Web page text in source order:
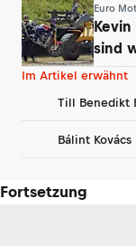
Euro
sind
Im Artikel erwähnt
Till Benedikt
Bálint Kovács
Fortsetzung